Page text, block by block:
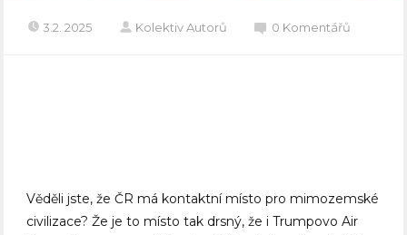
3.2. 2025 Kolektiv Autorů 0 Komentářů
Věděli jste, že ČR má kontaktní místo pro mimozemské
civilizace? Že je to místo tak drsný, že i Trumpovo Air